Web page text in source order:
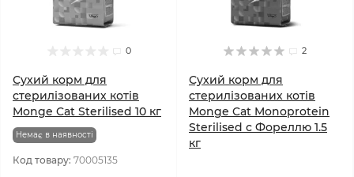
0
Сухий корм для
стерилізованих котів
Monge Cat Sterilised 10 кг
Немає в наявності
Код товару: 70005135
2
Сухий корм для
стерилізованих котів
Monge Cat Monoprotein
Sterilised с Фореллю 1.5
кг